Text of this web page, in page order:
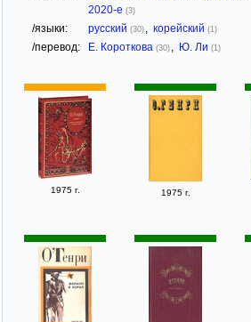
2020-е (3)
/языки: русский (30) корейский (1)
/перевод: Е. Короткова (30) Ю. Ли (1)
1975 г. 1975 г.